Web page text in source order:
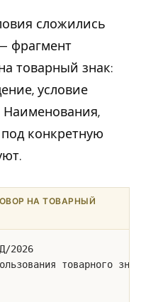
сложились
фрагмент
товарный знак:
условие
Наименования,
конкретную
НА ТОВАРНЫЙ
2026
товарного
15